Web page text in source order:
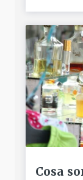
Cosa